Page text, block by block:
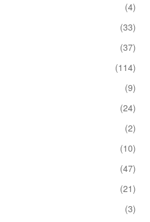
(4)
(33)
(37)
(114)
(9)
(24)
(2)
(10)
(47)
(21)
(3)